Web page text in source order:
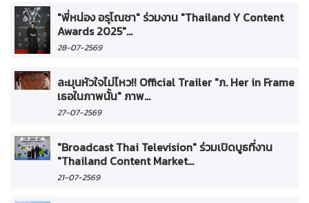
"พี่หน่อง อรุโณชา" ร่วมงาน "Thailand Y Content
Awards 2025"...
28-07-2569
ละมุนหัวใจไม่ไหว!! Official Trailer "ภ. Her in Frame
เธอในภาพนั้น" ภาพ...
27-07-2569
"Broadcast Thai Television" ร่วมเปิดบูธที่งาน
"Thailand Content Market...
21-07-2569